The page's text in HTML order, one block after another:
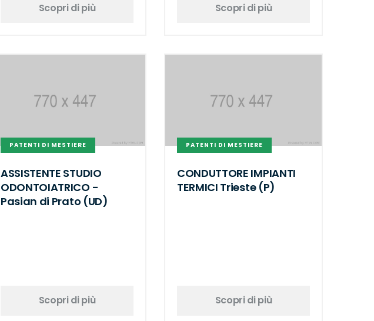
Scopri di più Scopri di più
PATENTI DI MESTIERE
ASSISTENTE STUDIO
ODONTOIATRICO -
Pasian di Prato (UD)
Scopri di più
PATENTI DI MESTIERE
CONDUTTORE IMPIANTI
TERMICI Trieste (P)
Scopri di più